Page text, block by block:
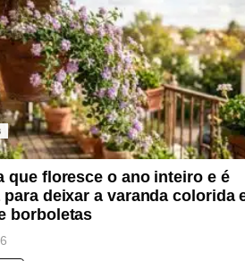
que floresce o ano inteiro e é
para deixar a varanda colorida
borboletas